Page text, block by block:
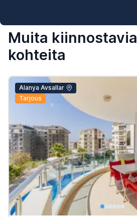
Muita kiinnostavia
kohteita
Alanya Avsallar
Tarjous